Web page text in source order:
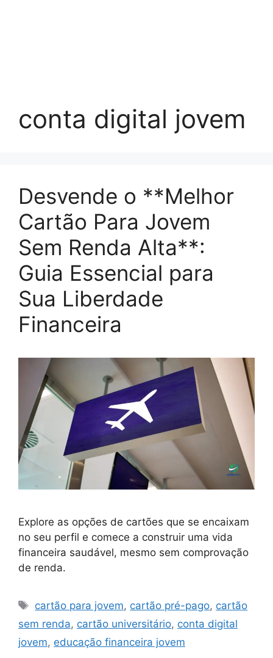
conta digital jovem
Desvende o **Melhor
Cartão Para Jovem
Sem Renda Alta**:
Guia Essencial para
Sua Liberdade
Financeira
Explore as opções de cartões que se encaixam
no seu perfil e comece a construir uma vida
financeira saudável, mesmo sem comprovação
de renda.
Tags
cartão para jovem, cartão pré-pago, cartão
sem renda, cartão universitário, conta digital
jovem, educação financeira jovem